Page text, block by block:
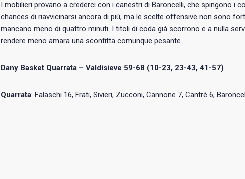
I mobilieri provano a crederci con i canestri di Baroncelli, che spingono i
chances di riavvicinarsi ancora di più, ma le scelte offensive non sono
mancano meno di quattro minuti.
I titoli di coda già scorrono e a nulla
rendere meno amara una sconfitta comunque pesante.
Dany Basket Quarrata – Valdisieve 59-68 (10-23, 23-43, 41-57)
Quarrata: Falaschi 16, Frati, Sivieri, Zucconi, Cannone 7, Cantrè 6,